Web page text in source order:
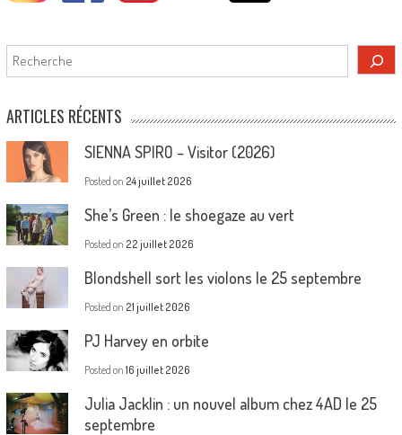
Rechercher
ARTICLES RÉCENTS
SIENNA SPIRO – Visitor (2026)
Posted on 24 juillet 2026
She’s Green : le shoegaze au vert
Posted on 22 juillet 2026
Blondshell sort les violons le 25 septembre
Posted on 21 juillet 2026
PJ Harvey en orbite
Posted on 16 juillet 2026
Julia Jacklin : un nouvel album chez 4AD le 25
septembre